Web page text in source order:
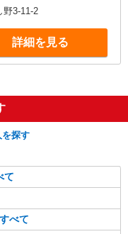
野3-11-2
詳細を見る
を探す
て
べて